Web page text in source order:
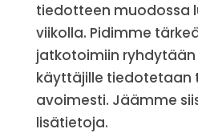
tiedotteen muodossa
viikolla. Pidimme
jatkotoimiin ryhdytään
käyttäjille tiedotetaan
avoimesti. Jäämme
lisätietoja.